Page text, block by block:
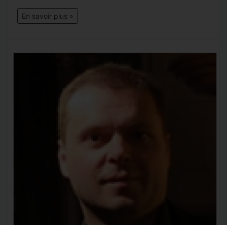
En savoir plus »